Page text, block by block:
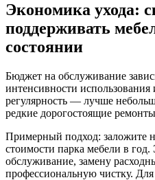
Экономика ухода:
поддерживать
состоянии
Бюджет на обслуживание
интенсивности
регулярность — лучше
редкие дорогостоящие
Примерный подход: заложите
стоимости парка мебели в
обслуживание, замену
профессиональную чистку.